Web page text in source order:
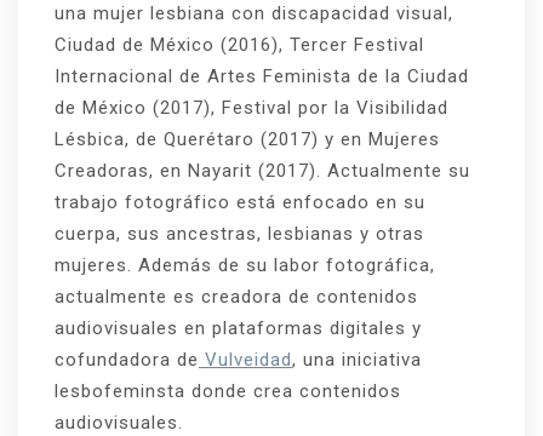
una mujer lesbiana con discapacidad visual,
Ciudad de México (2016), Tercer Festival
Internacional de Artes Feminista de la Ciudad
de México (2017), Festival por la Visibilidad
Lésbica, de Querétaro (2017) y en Mujeres
Creadoras, en Nayarit (2017). Actualmente su
trabajo fotográfico está enfocado en su
cuerpa, sus ancestras, lesbianas y otras
mujeres. Además de su labor fotográfica,
actualmente es creadora de contenidos
audiovisuales en plataformas digitales y
cofundadora de Vulveidad, una iniciativa
lesbofeminsta donde crea contenidos
audiovisuales.